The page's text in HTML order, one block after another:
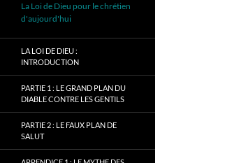
La Loi de Dieu pour le chrétien
d'aujourd'hui
LA LOI DE DIEU :
INTRODUCTION
PARTIE 1 : LE GRAND PLAN DU
DIABLE CONTRE LES GENTILS
PARTIE 2 : LE FAUX PLAN DE
SALUT